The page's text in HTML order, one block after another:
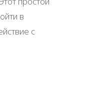
в
с